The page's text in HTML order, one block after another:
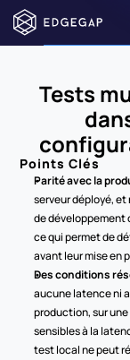
Tests
Points Clés
Parité avec la
serveur déployé,
de développement
ce qui permet de
avant leur mise en
Des conditions
aucune latence ni
production, sur
sensibles à la
test local ne peut